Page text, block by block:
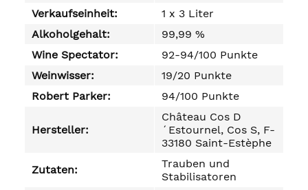
Verkaufseinheit:
1 x 3 Liter
Alkoholgehalt:
99,99 %
Wine Spectator:
92-94/100 Punkte
Weinwisser:
19/20 Punkte
Robert Parker:
94/100 Punkte
Hersteller:
Château Cos D
´Estournel, Cos S, F-
33180 Saint-Estèphe
Zutaten:
Trauben und
Stabilisatoren